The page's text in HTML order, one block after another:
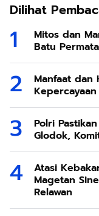
Dilihat
Mitos dan
Batu Permata
Manfaat dan
Polri
Glodok,
Atasi
Magetan Sinergi Bersama Instansi
Relawan